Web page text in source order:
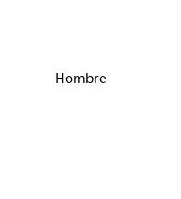
Hombre